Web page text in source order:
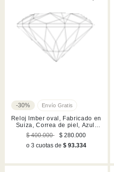
-30%
Reloj Imber oval, Fabricado en
Suiza, Correa de piel, Azul,
Acabado en tono oro champán
$ 400.000
$ 280.000
o 3 cuotas de $ 93.334